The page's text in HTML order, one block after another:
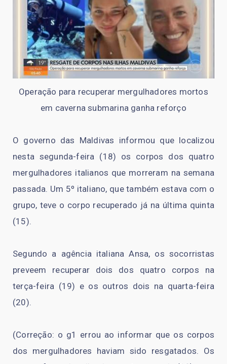
Operação para recuperar mergulhadores mortos
em caverna submarina ganha reforço
O governo das Maldivas informou que localizou
nesta segunda-feira (18) os corpos dos quatro
mergulhadores italianos que morreram na semana
passada. Um 5º italiano, que também estava com o
grupo, teve o corpo recuperado já na última quinta
(15).
Segundo a agência italiana Ansa, os socorristas
preveem recuperar dois dos quatro corpos na
terça-feira (19) e os outros dois na quarta-feira
(20).
(Correção: o g1 errou ao informar que os corpos
dos mergulhadores haviam sido resgatados. Os